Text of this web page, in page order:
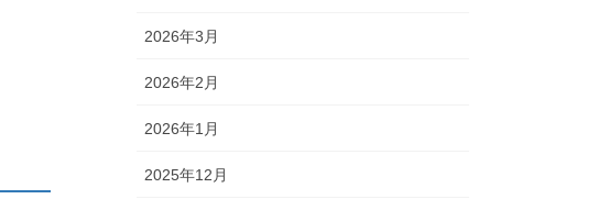
2026年3月
2026年2月
2026年1月
2025年12月